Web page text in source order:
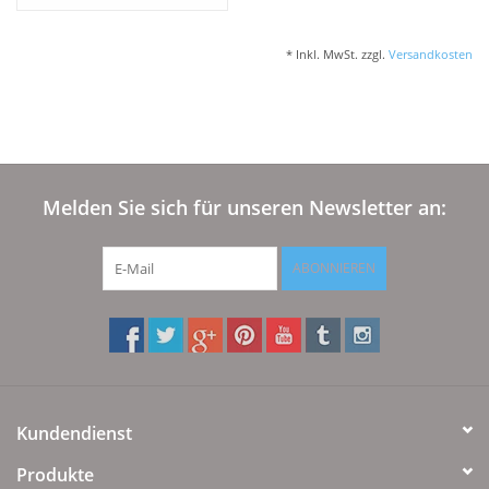
Über uns
Tel.0049(0)7322-919376
Marken
* Inkl. MwSt. zzgl. Versandkosten
Melden Sie sich für unseren Newsletter an:
ABONNIEREN
Kundendienst
Produkte